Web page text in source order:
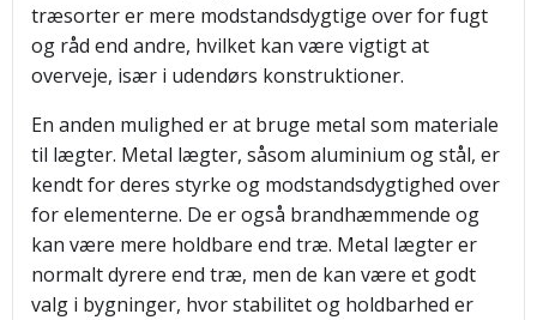
træsorter er mere modstandsdygtige over for fugt
og råd end andre, hvilket kan være vigtigt at
overveje, især i udendørs konstruktioner.
En anden mulighed er at bruge metal som materiale
til lægter. Metal lægter, såsom aluminium og stål, er
kendt for deres styrke og modstandsdygtighed over
for elementerne. De er også brandhæmmende og
kan være mere holdbare end træ. Metal lægter er
normalt dyrere end træ, men de kan være et godt
valg i bygninger, hvor stabilitet og holdbarhed er